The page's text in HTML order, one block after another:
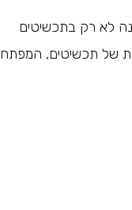
לא רק בתכשיטים
של תכשיטים, המפתח